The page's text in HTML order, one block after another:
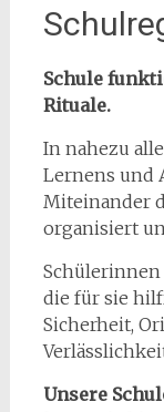
Schule
Rituale.
In nahezu
Lernens und
Miteinander
organisiert
Schülerinnen
die für sie
Sicherheit,
Unsere